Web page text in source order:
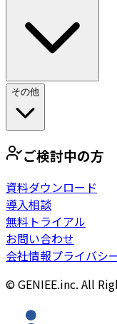
その他
ご検討中の方
資料ダウンロード
導入相談
無料トライアル
お問い合わせ
会社情報プライバシ
© GENIEE.inc. All